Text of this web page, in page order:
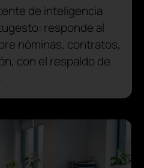
de inteligencia
responde al
nóminas, contratos,
con el respaldo de